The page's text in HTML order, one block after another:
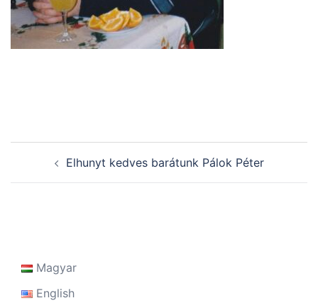
navigationElhunyt kedves barátunk Pálok Péter
Magyar
English